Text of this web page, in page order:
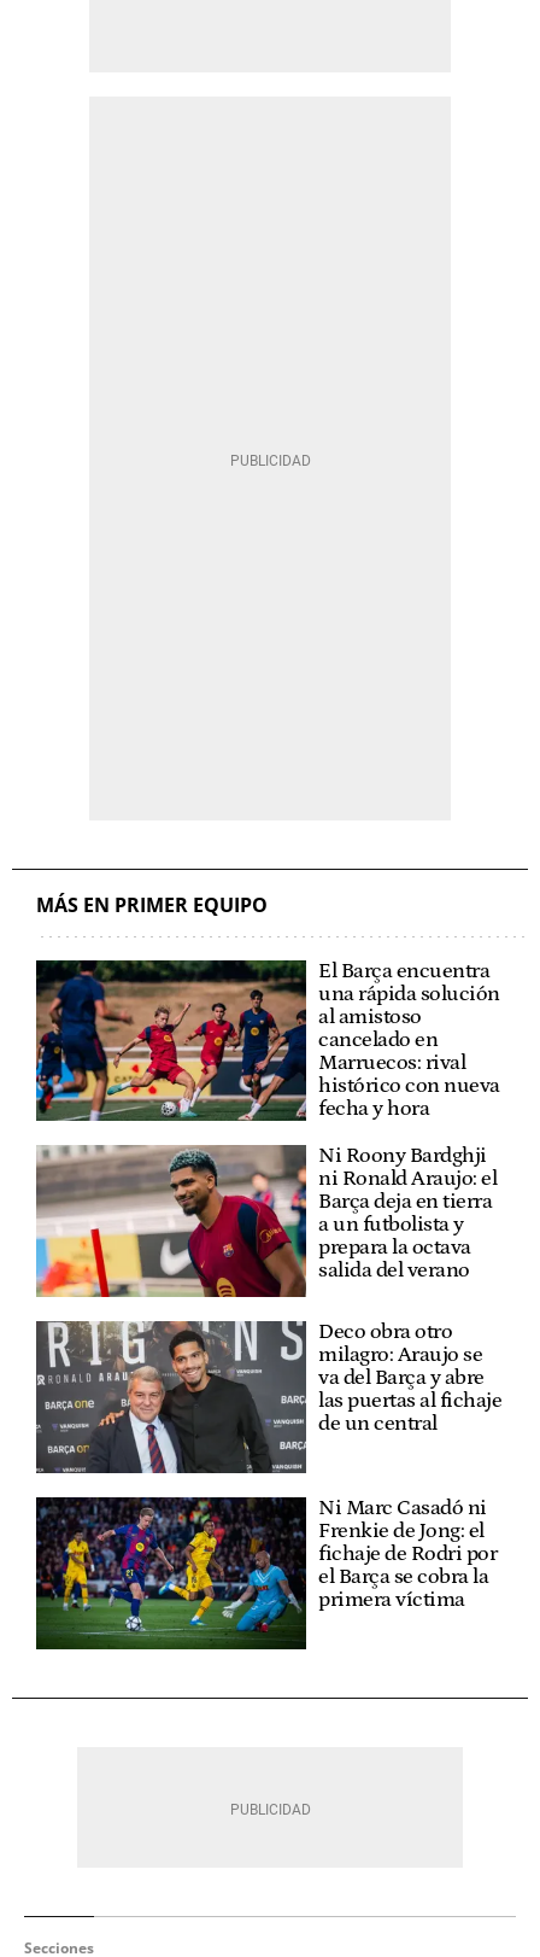
MÁS EN PRIMER EQUIPO
El Barça encuentra
una rápida solución
al amistoso
cancelado en
Marruecos: rival
histórico con nueva
fecha y hora
Ni Roony Bardghji
ni Ronald Araujo: el
Barça deja en tierra
a un futbolista y
prepara la octava
salida del verano
Deco obra otro
milagro: Araujo se
va del Barça y abre
las puertas al fichaje
de un central
Ni Marc Casadó ni
Frenkie de Jong: el
fichaje de Rodri por
el Barça se cobra la
primera víctima
Secciones